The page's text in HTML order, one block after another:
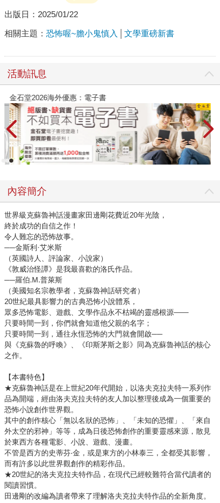
出版日： 2025/01/22
相關主題： 恐怖喔~膽小鬼慎入 文學重磅新書
活動訊息
金石堂2026海外優惠：電子書
內容簡介
世界級克蘇魯神話漫畫家田邊剛花費近20年光陰，
終於成功的自信之作！
令人難忘的恐怖故事。
──金斯利·艾米斯
（英國詩人、評論家、小說家）
《敦威治怪譚》是我最喜歡的洛氏作品。
──羅伯.M.普萊斯
（美國知名宗教學者，克蘇魯神話研究者）
20世紀最具影響力的古典恐怖小說體系，
眾多恐怖電影、遊戲、文學作品永不枯竭的靈感根源——
只要時間一到，你們就會知道他父親的名字；
只要時間一到，通往永恆恐怖的大門就會開啟──
與《克蘇魯的呼喚》、《印斯茅斯之影》同為克蘇魯神話的核心
之作。
【本書特色】
★克蘇魯神話是在上世紀20年代開始，以洛夫克拉夫特一系列作
品為開端，經由洛夫克拉夫特的友人加以整理後成為一個重要的
恐怖小說創作世界觀。
其中的創作核心「無以名狀的恐怖」、「未知的恐懼」、「來自
外太空的邪神」等等，成為日後恐怖創作的重要靈感來源，散見
於東西方各種電影、小說、遊戲、漫畫。
不管是西方的史蒂芬‧金，或是東方的小林泰三，全都受其影響，
而有許多以此世界觀創作的精彩作品。
★20世紀的洛夫克拉夫特作品，在現代已經較難符合當代讀者的
閱讀習慣。
田邊剛的改編為讀者帶來了理解洛夫克拉夫特作品的全新角度。